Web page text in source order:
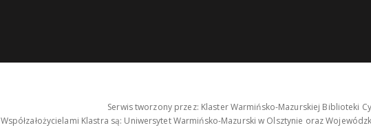
Serwis tworzony przez: Klaster Warmińsko-Mazurskiej Biblioteki
Współzałożycielami Klastra są: Uniwersytet Warmińsko-Mazurski w Olsztynie oraz